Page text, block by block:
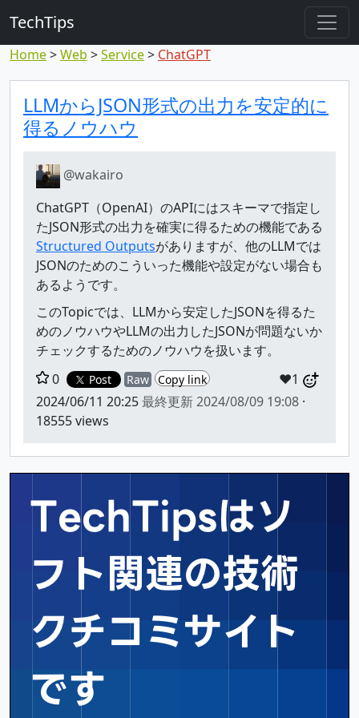
TechTips
Home Web Service ChatGPT
対象のコメント
トピックと対象コメント
LLMからJSON形式の出力を安定的に
得るノウハウ
@wakairo
ChatGPT（OpenAI）のAPIにはスキーマで指定し
たJSON形式の出力を確実に得るための機能である
Structured Outputsがありますが、他のLLMでは
JSONのためのこういった機能や設定がない場合も
あるようです。
このTopicでは、LLMから安定したJSONを得るた
めのノウハウやLLMの出力したJSONが問題ないか
チェックするためのノウハウを扱います。
0
Post Raw Copy link
❤️1
2024/06/11 20:25最終更新2024/08/09 19:08 ·
18555 views
TechTipsはソ
フト関連の技術
クチコミサイト
です